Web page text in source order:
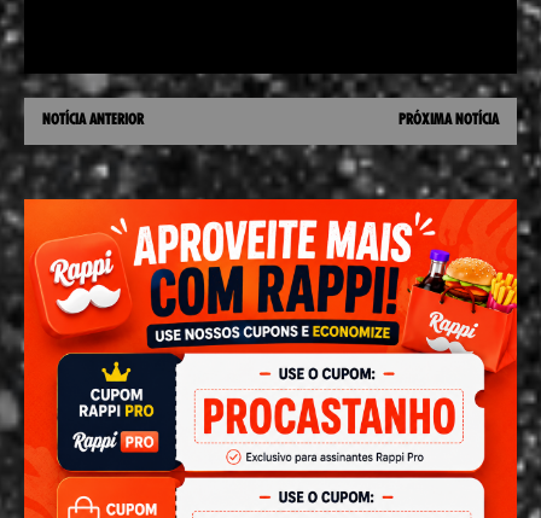
NOTÍCIA ANTERIOR PRÓXIMA NOTÍCIA